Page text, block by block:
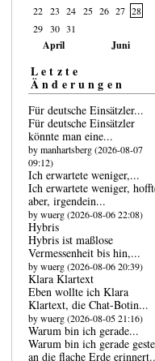
22 23 24 25 26 27 28
29 30 31
April Juni
Letzte
Änderungen
Für deutsche Einsätzler...
Für deutsche Einsätzler
könnte man eine...
by manhartsberg (2026-08-07
09:12)
Ich erwartete weniger,...
Ich erwartete weniger,
aber, irgend­ein...
by wuerg (2026-08-06 22:08)
Hybris
Hybris ist maßlose
Vermessen­heit bis hin,...
by wuerg (2026-08-06 20:39)
Klara Klartext
Eben wollte ich Klara
Klartext, die Chat-​Botin...
by wuerg (2026-08-05 21:16)
Warum bin ich gerade...
Warum bin ich gerade
an die flache Erde